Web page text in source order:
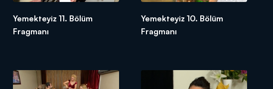
Yemekteyiz 11. Bölüm
Fragmanı
Yemekteyiz 10. Bölüm
Fragmanı